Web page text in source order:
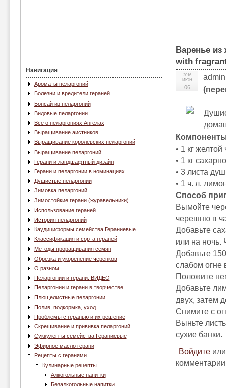
Навигация
Ароматы пеларгоний
Болезни и вредители гераней
Бонсай из пеларгоний
Видовые пеларгонии
Всё о пеларгониях Ангелах
Выращивание аистников
Выращивание королевских пеларгоний
Выращивание пеларгоний
Герани и ландшафтный дизайн
Герани и пеларгонии в номинациях
Душистые пеларгонии
Зимовка пеларгоний
Зимостойкие герани (журавельники)
Использование гераней
История пеларгоний
Каудициформы семейства Гераниевые
Классификация и сорта гераней
Методы проращивания семян
Обрезка и укоренение черенков
О разном...
Пеларгонии и герани: ВИДЕО
Пеларгонии и герани в творчестве
Плющелистные пеларгонии
Полив, подкормка, уход
Проблемы с геранью и их решение
Скрещивание и прививка пеларгоний
Суккуленты семейства Гераниевые
Эфирное масло герани
Рецепты с геранями
Кулинарные рецепты
Алкогольные напитки
Безалкогольные напитки
Варенье
with
2016
ИЮН
06
admin
• 1 кг
• 1 кг
• 3 листа
• 1 ч. л.
Способ
Вымойте
черешню в
Добавьте
или на ночь.
Добавьте
слабом огне
Положите
Добавьте
двух, затем
Снимите с
Выньте
сухие банки.
Войдите
комментарии